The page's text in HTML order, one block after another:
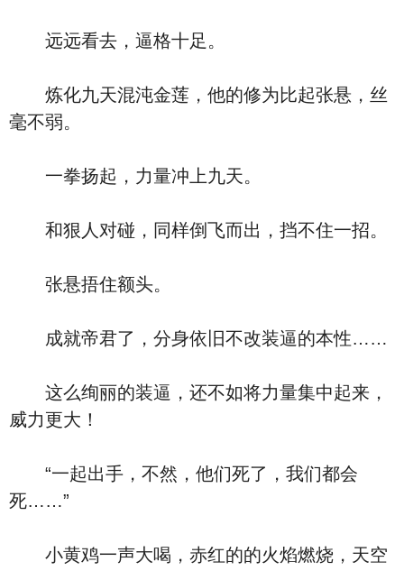
远远看去，逼格十足。
炼化九天混沌金莲，他的修为比起张悬，丝
毫不弱。
一拳扬起，力量冲上九天。
和狠人对碰，同样倒飞而出，挡不住一招。
张悬捂住额头。
成就帝君了，分身依旧不改装逼的本性……
这么绚丽的装逼，还不如将力量集中起来，
威力更大！
“一起出手，不然，他们死了，我们都会
死……”
小黄鸡一声大喝，赤红的的火焰燃烧，天空